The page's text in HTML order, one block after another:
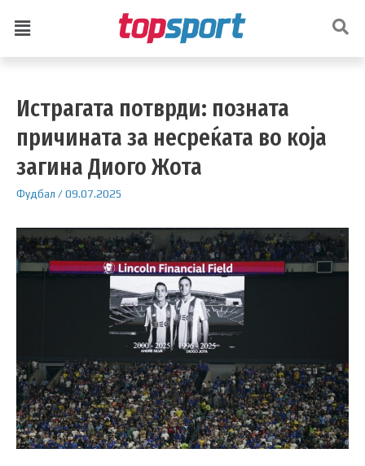
Истрагата потврди: позната
причината за несреќата во која
загина Диого Жота
Фудбал /09.07.2025